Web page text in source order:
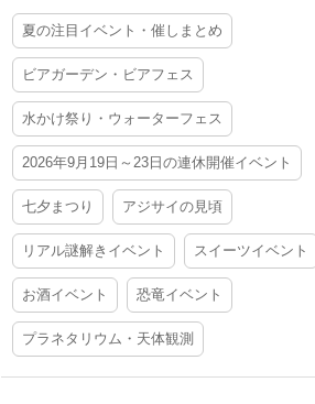
夏の注目イベント・催しまとめ
ビアガーデン・ビアフェス
水かけ祭り・ウォーターフェス
2026年9月19日～23日の連休開催イベント
七夕まつり アジサイの見頃
リアル謎解きイベント スイーツイベント
お酒イベント 恐竜イベント
プラネタリウム・天体観測